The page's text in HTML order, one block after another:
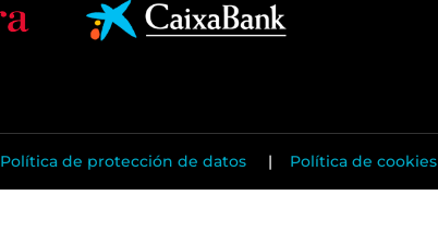
Política de protección de datos | Política de cookies